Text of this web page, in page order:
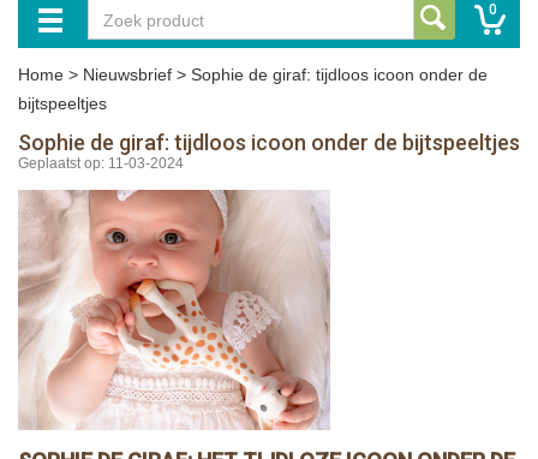
0
Home > Nieuwsbrief > Sophie de giraf: tijdloos icoon onder de
bijtspeeltjes
Sophie de giraf: tijdloos icoon onder de bijtspeeltjes
Geplaatst op: 11-03-2024